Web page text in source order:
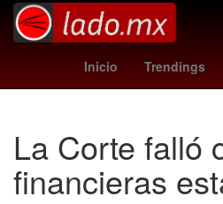
Inicio Trendings
psv - nac
La Corte falló
financieras